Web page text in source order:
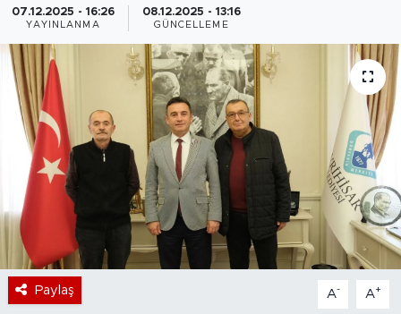
07.12.2025 - 16:26
YAYINLANMA
08.12.2025 - 13:16
GÜNCELLEME
Paylaş A- A+
Sanat
Bölge
Teknoloji
Magazin
Dünya
Sektör